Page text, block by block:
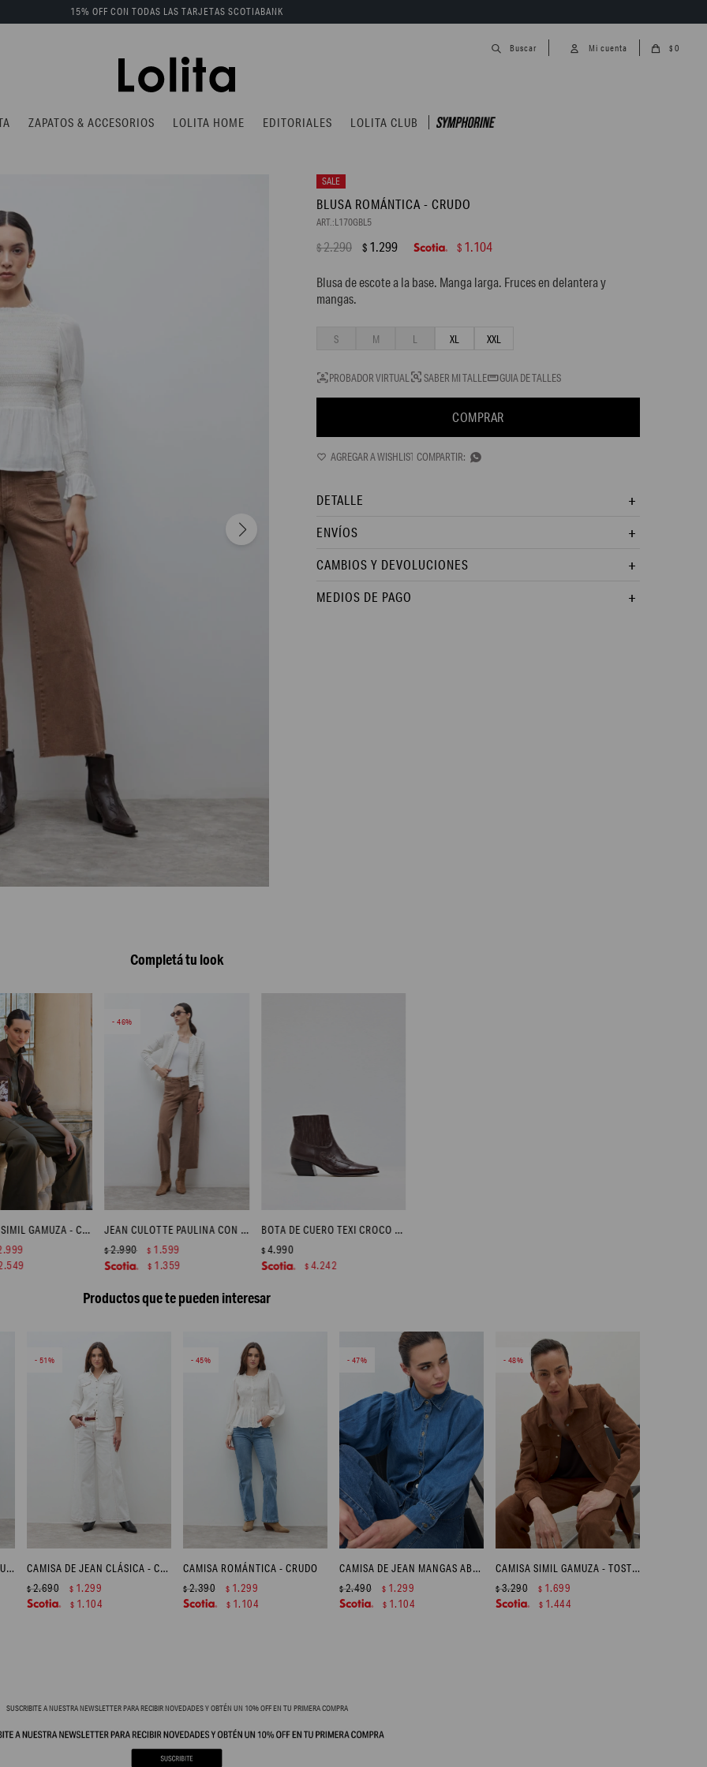
ZAPATOS & ACCESORIOS LOLITA HOME EDITORIALES LOLITA CLUB
$ 0
15% OFF CON TODAS LAS TARJETAS SCOTIABANK
BLUSA ROMÁNTICA - CRUDO
L170GBL5
$2.290 $ 1.299 $ 1.104
Blusa de escote a la base. Manga larga. Fruces en delantera y
mangas.
S M L XL XXL
PROBADOR VIRTUAL SABER MI TALLE GUIA DE TALLES
COMPRAR

DETALLE
ENVÍOS
CAMBIOS Y DEVOLUCIONES
MEDIOS DE PAGO
Completá tu look
CHAQUETA SIMIL GAMUZA - CHOCOLATE
46
JEAN CULOTTE PAULINA CON BOLSILLOS - TOSTADO
$2.990 $ 1.599
$ 1.359
BOTA DE CUERO TEXI CROCO - CHOCOLATE
$ 4.990
$ 4.242
Productos que te pueden interesar
CAMISA DE JEAN - AZUL OSCURO
51
CAMISA DE JEAN CLÁSICA - CRUDO
$2.690 $ 1.299
$ 1.104
45
CAMISA ROMÁNTICA - CRUDO
$2.390 $ 1.299
$ 1.104
47
CAMISA DE JEAN MANGAS ABULLONADAS - JEAN MEDIO
$2.490 $ 1.299
$ 1.104
48
CAMISA SIMIL GAMUZA - TOSTADO
$3.290 $ 1.699
$ 1.444
SUSCRIBITE A NUESTRA NEWSLETTER PARA RECIBIR NOVEDADES Y OBTÉN UN 10% OFF EN TU PRIMERA COMPRA